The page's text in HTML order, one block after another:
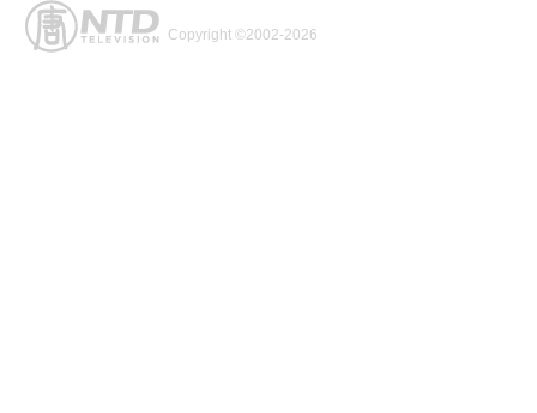
Copyright ©2002-2026